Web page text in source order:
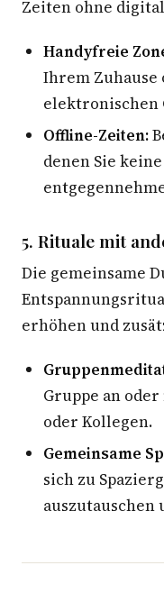
Zeiten ohne
Handyfreie
Ihrem
elektronischen
Offline-Zeiten:
denen Sie
5. Rituale mit
Die gemeinsame
erhöhen und
Gruppe an
oder Kollegen.
Gemeinsame
sich zu
auszutauschen